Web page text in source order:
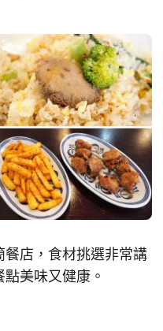
店，食材挑選非常講
美味又健康。